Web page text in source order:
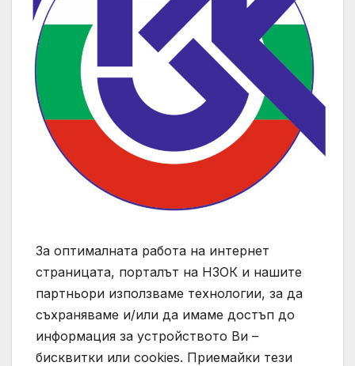
За оптималната работа на интернет
страницата, порталът на НЗОК и нашите
партньори използваме технологии, за да
съхраняваме и/или да имаме достъп до
информация за устройството Ви –
бисквитки или cookies. Приемайки тези